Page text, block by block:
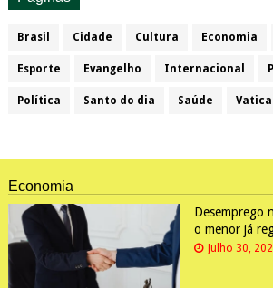
Brasil Cidade Cultura Economia
Esporte Evangelho Internacional
Política Santo do dia Saúde
Economia
Desemprego
o menor já
Julho 30,